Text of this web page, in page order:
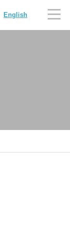
English